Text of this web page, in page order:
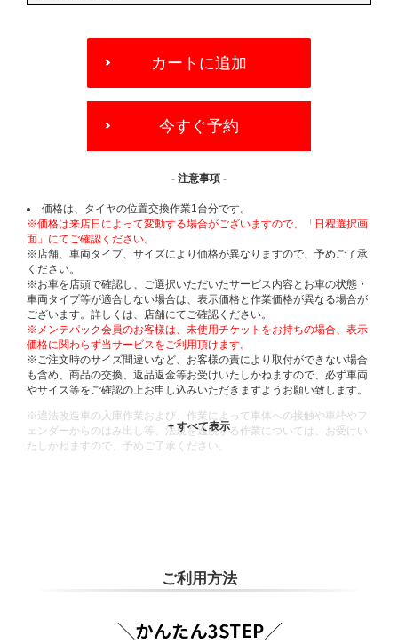
OPTIONS
カートに追加
今すぐ予約
- 注意事項 -
価格は、タイヤの位置交換作業1台分です。
※価格は来店日によって変動する場合がございますので、「日程選択画
面」にてご確認ください。
※店舗、車両タイプ、サイズにより価格が異なりますので、予めご了承
ください。
※お車を店頭で確認し、ご選択いただいたサービス内容とお車の状態・
車両タイプ等が適合しない場合は、表示価格と作業価格が異なる場合が
ございます。詳しくは、店舗にてご確認ください。
※メンテパック会員のお客様は、未使用チケットをお持ちの場合、表示
価格に関わらず当サービスをご利用頂けます。
※ご注文時のサイズ間違いなど、お客様の責により取付ができない場合
も含め、商品の交換、返品返金等お受けいたしかねますので、必ず車両
やサイズ等をご確認の上お申し込みいただきますようお願い致します。
※違法改造車の入庫作業および、作業によって車体への接触や車枠やフ
ェンダーからのはみ出し等、法規を逸脱する作業については、お受けい
たしかねますので、予めご了承ください。
ご利用方法